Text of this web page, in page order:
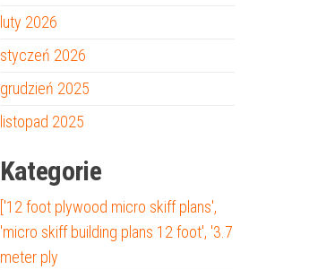
luty 2026
styczeń 2026
grudzień 2025
listopad 2025
Kategorie
['12 foot plywood micro skiff plans',
'micro skiff building plans 12 foot', '3.7
meter ply